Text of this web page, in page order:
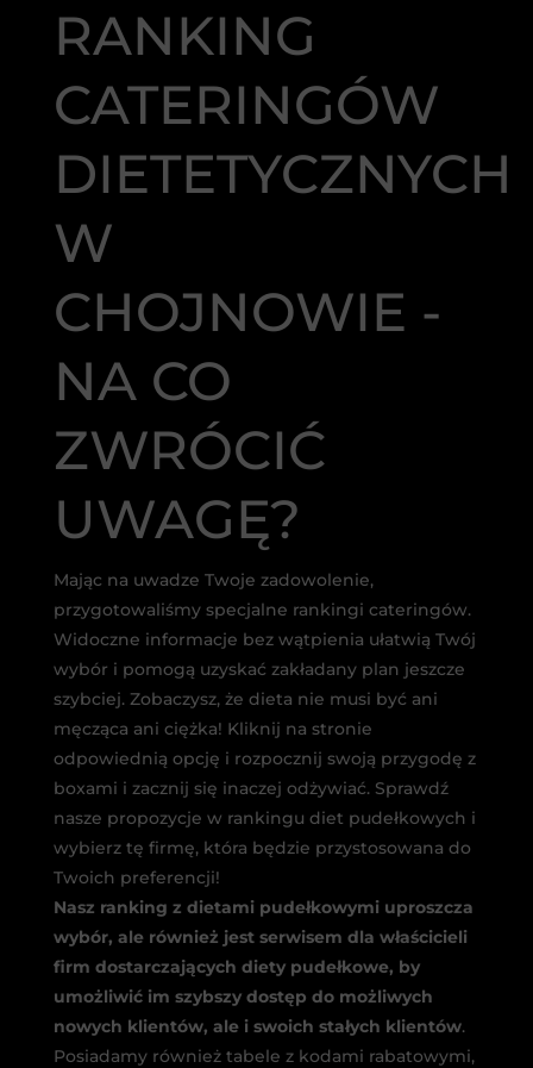
RANKING
CATERINGÓW
DIETETYCZNYCH
W
CHOJNOWIE -
NA CO
ZWRÓCIĆ
UWAGĘ?
Mając na uwadze Twoje zadowolenie,
przygotowaliśmy specjalne rankingi cateringów.
Widoczne informacje bez wątpienia ułatwią Twój
wybór i pomogą uzyskać zakładany plan jeszcze
szybciej. Zobaczysz, że dieta nie musi być ani
męcząca ani ciężka! Kliknij na stronie
odpowiednią opcję i rozpocznij swoją przygodę z
boxami i zacznij się inaczej odżywiać. Sprawdź
nasze propozycje w rankingu diet pudełkowych i
wybierz tę firmę, która będzie przystosowana do
Twoich preferencji!
Nasz ranking z dietami pudełkowymi uproszcza
wybór, ale również jest serwisem dla właścicieli
firm dostarczających diety pudełkowe, by
umożliwić im szybszy dostęp do możliwych
nowych klientów, ale i swoich stałych klientów.
Posiadamy również tabele z kodami rabatowymi,